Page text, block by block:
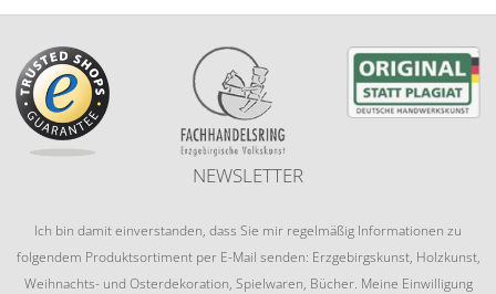
NEWSLETTER
Ich bin damit einverstanden, dass Sie mir regelmäßig Informationen zu
folgendem Produktsortiment per E-Mail senden: Erzgebirgskunst, Holzkunst,
Weihnachts- und Osterdekoration, Spielwaren, Bücher. Meine Einwilligung